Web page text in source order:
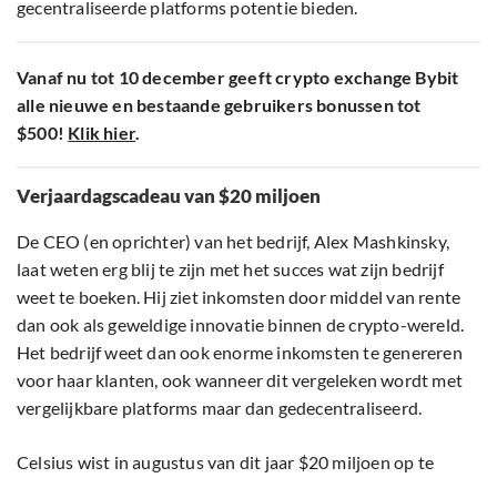
gecentraliseerde platforms potentie bieden.
Vanaf nu tot 10 december geeft crypto exchange Bybit
alle nieuwe en bestaande gebruikers bonussen tot
$500! Klik hier.
Verjaardagscadeau van $20 miljoen
De CEO (en oprichter) van het bedrijf, Alex Mashkinsky,
laat weten erg blij te zijn met het succes wat zijn bedrijf
weet te boeken. Hij ziet inkomsten door middel van rente
dan ook als geweldige innovatie binnen de crypto-wereld.
Het bedrijf weet dan ook enorme inkomsten te genereren
voor haar klanten, ook wanneer dit vergeleken wordt met
vergelijkbare platforms maar dan gedecentraliseerd.
Celsius wist in augustus van dit jaar $20 miljoen op te